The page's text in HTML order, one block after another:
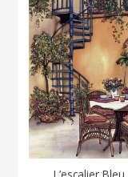
L’escalier